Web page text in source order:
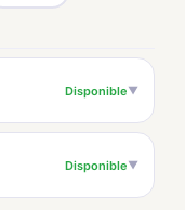
Disponible▼
Disponible▼